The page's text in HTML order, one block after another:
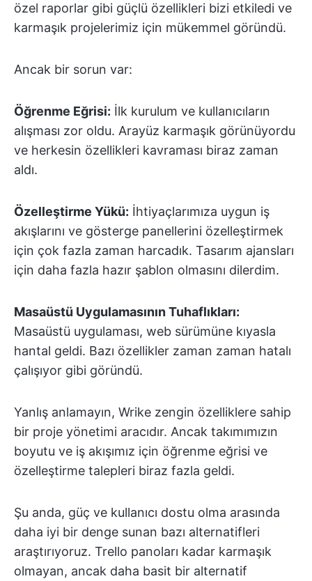
özel raporlar gibi güçlü özellikleri bizi etkiledi ve
karmaşık projelerimiz için mükemmel göründü.
Ancak bir sorun var:
Öğrenme Eğrisi: İlk kurulum ve kullanıcıların
alışması zor oldu. Arayüz karmaşık görünüyordu
ve herkesin özellikleri kavraması biraz zaman
aldı.
Özelleştirme Yükü: İhtiyaçlarımıza uygun iş
akışlarını ve gösterge panellerini özelleştirmek
için çok fazla zaman harcadık. Tasarım ajansları
için daha fazla hazır şablon olmasını dilerdim.
Masaüstü Uygulamasının Tuhaflıkları:
Masaüstü uygulaması, web sürümüne kıyasla
hantal geldi. Bazı özellikler zaman zaman hatalı
çalışıyor gibi göründü.
Yanlış anlamayın, Wrike zengin özelliklere sahip
bir proje yönetimi aracıdır. Ancak takımımızın
boyutu ve iş akışımız için öğrenme eğrisi ve
özelleştirme talepleri biraz fazla geldi.
Şu anda, güç ve kullanıcı dostu olma arasında
daha iyi bir denge sunan bazı alternatifleri
araştırıyoruz. Trello panoları kadar karmaşık
olmayan, ancak daha basit bir alternatif